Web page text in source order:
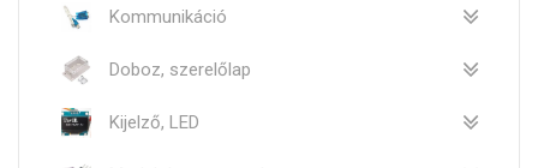
Kommunikáció
Doboz, szerelőlap
Kijelző, LED